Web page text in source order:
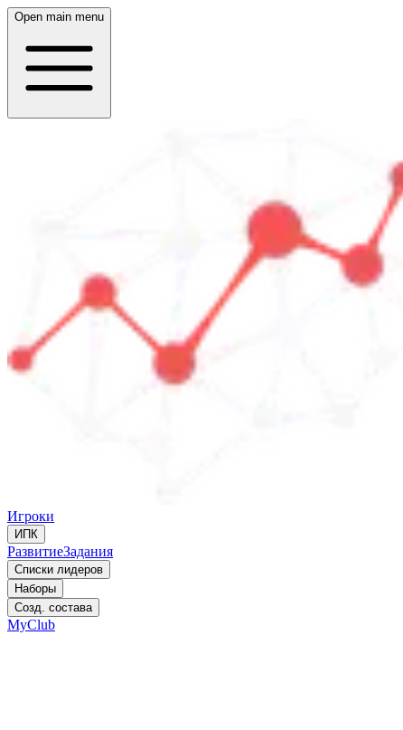
Open main menu
Игроки
ИПК
РазвитиеЗадания
Списки лидеров
Наборы
Созд. состава
MyClub